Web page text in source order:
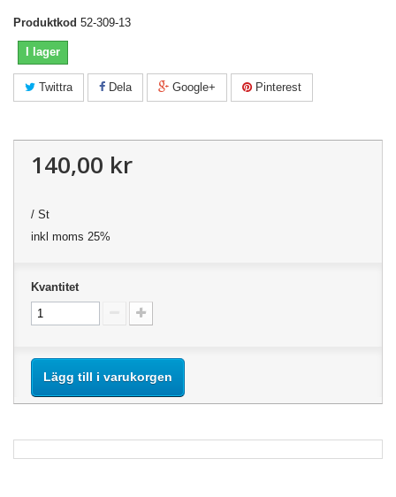
Produktkod 52-309-13
I lager
Twittra Dela Google+ Pinterest
140,00 kr
/ St
inkl moms 25%
Kvantitet
Lägg till i varukorgen